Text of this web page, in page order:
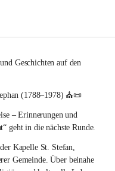
Geschichten auf den
(1788–1978) ⛪📜
– Erinnerungen und
geht in die nächste Runde.
Kapelle St. Stefan,
Gemeinde. Über beinahe